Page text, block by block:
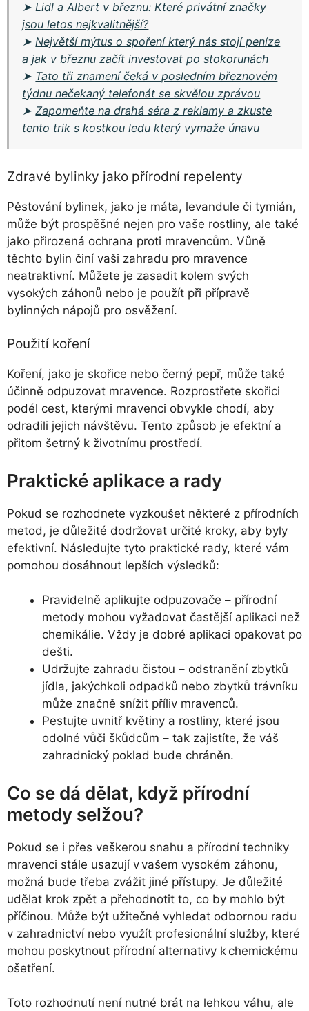
➤ Lidl a Albert v březnu: Které privátní značky
jsou letos nejkvalitnější?
➤ Největší mýtus o spoření který nás stojí peníze
a jak v březnu začít investovat po stokorunách
➤ Tato tři znamení čeká v posledním březnovém
týdnu nečekaný telefonát se skvělou zprávou
➤Zapomeňte na drahá séra z reklamy a zkuste
tento trik s kostkou ledu který vymaže únavu
Zdravé bylinky jako přírodní repelenty
Pěstování bylinek, jako je máta, levandule či tymián,
může být prospěšné nejen pro vaše rostliny, ale také
jako přirozená ochrana proti mravencům. Vůně
těchto bylin činí vaši zahradu pro mravence
neatraktivní. Můžete je zasadit kolem svých
vysokých záhonů nebo je použít při přípravě
bylinných nápojů pro osvěžení.
Použití koření
Koření, jako je skořice nebo černý pepř, může také
účinně odpuzovat mravence. Rozprostřete skořici
podél cest, kterými mravenci obvykle chodí, aby
odradili jejich návštěvu. Tento způsob je efektní a
přitom šetrný k životnímu prostředí.
Praktické aplikace a rady
Pokud se rozhodnete vyzkoušet některé z přírodních
metod, je důležité dodržovat určité kroky, aby byly
efektivní. Následujte tyto praktické rady, které vám
pomohou dosáhnout lepších výsledků:
Pravidelně aplikujte odpuzovače – přírodní
metody mohou vyžadovat častější aplikaci než
chemikálie. Vždy je dobré aplikaci opakovat po
dešti.
Udržujte zahradu čistou – odstranění zbytků
jídla, jakýchkoli odpadků nebo zbytků trávníku
může značně snížit příliv mravenců.
Pestujte uvnitř květiny a rostliny, které jsou
odolné vůči škůdcům – tak zajistíte, že váš
zahradnický poklad bude chráněn.
Co se dá dělat, když přírodní
metody selžou?
Pokud se i přes veškerou snahu a přírodní techniky
mravenci stále usazují v vašem vysokém záhonu,
možná bude třeba zvážit jiné přístupy. Je důležité
udělat krok zpět a přehodnotit to, co by mohlo být
příčinou. Může být užitečné vyhledat odbornou radu
v zahradnictví nebo využít profesionální služby, které
mohou poskytnout přírodní alternativy k chemickému
ošetření.
Toto rozhodnutí není nutné brát na lehkou váhu, ale